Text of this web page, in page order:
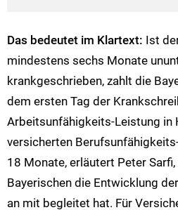
Das bedeutet im Klartext: Ist
mindestens sechs Monate
krankgeschrieben, zahlt die
dem ersten Tag der
Arbeitsunfähigkeits-Leistung in
versicherten
18 Monate, erläutert Peter
Bayerischen die Entwicklung
an mit begleitet hat. Für